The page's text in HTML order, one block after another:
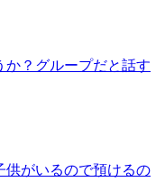
？グループだと話す
供がいるので預けるの